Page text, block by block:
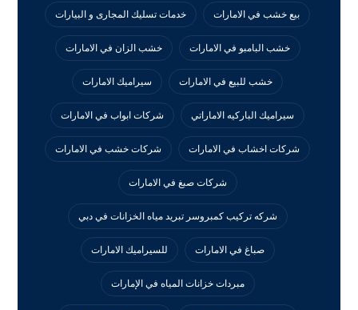
بيع خشب في الامارات خدمات تسليك المجارى و البيارات
خشب البامبو في الامارات خشب الزان في الامارات
خشب للبيع في الامارات سيراميك الامارات
سيراميك الباركيه الاماراتي شركات ابواب في الامارات
شركات اخشاب في الامارات شركات خشب في الامارات
شركات صبغ في الامارات
شركه تركيب كمبروسر تبريد مياه الخزانات في دبي
صباغ في الامارات للسيراميك الامارات
مبردات خزانات المياه في الإمارات